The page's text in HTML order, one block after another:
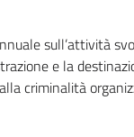
sull’attività
e la
criminalità